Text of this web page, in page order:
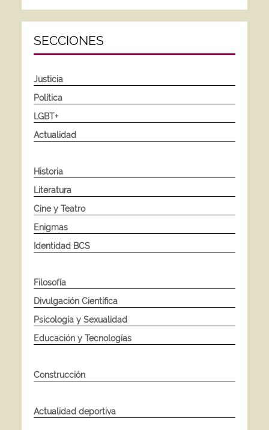
SECCIONES
Justicia
Política
LGBT+
Actualidad
Historia
Literatura
Cine y Teatro
Enigmas
Identidad BCS
Filosofía
Divulgación Científica
Psicología y Sexualidad
Educación y Tecnologías
Construcción
Actualidad deportiva